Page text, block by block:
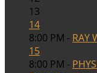
13
14
8:00 PM - RAY
15
8:00 PM -